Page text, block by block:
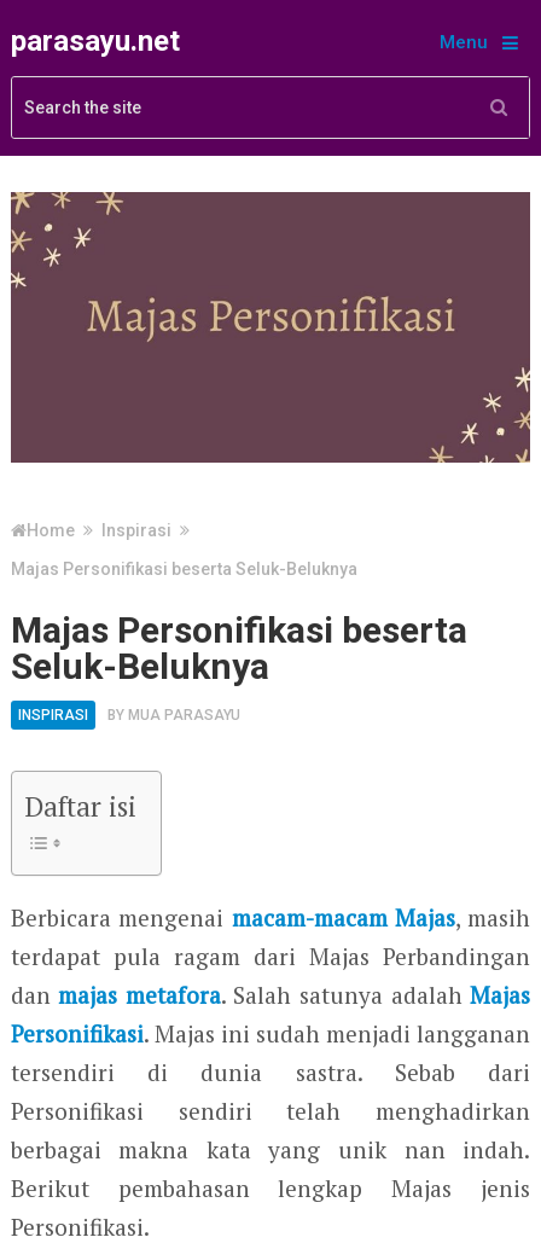
parasayu.net Menu
Home
Inspirasi
Majas Personifikasi beserta Seluk-Beluknya
Majas Personifikasi beserta
Seluk-Beluknya
INSPIRASI BY MUA PARASAYU
Daftar isi
Berbicara mengenai macam-macam Majas, masih
terdapat pula ragam dari Majas Perbandingan
danmajas metafora. Salah satunya adalahMajas
Personifikasi. Majas ini sudah menjadi langganan
tersendiri di dunia sastra. Sebab dari
Personifikasi sendiri telah menghadirkan
berbagai makna kata yang unik nan indah.
Berikut pembahasan lengkap Majas jenis
Personifikasi.